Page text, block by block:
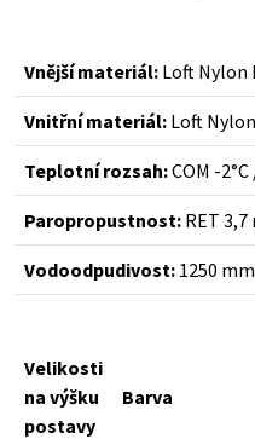
Vnější materiál: Loft Nylon
Vnitřní materiál: Loft Nylon
Teplotní rozsah:COM -
Paropropustnost: RET 3,7
Vodoodpudivost: 1250
Velikosti
na výšku
postavy
Barva